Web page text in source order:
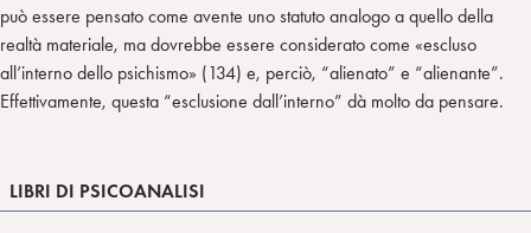
può essere pensato come avente uno statuto analogo a quello della
realtà materiale, ma dovrebbe essere considerato come «escluso
all’interno dello psichismo» (134) e, perciò, “alienato” e “alienante”.
Effettivamente, questa “esclusione dall’interno” dà molto da pensare.
LIBRI DI PSICOANALISI